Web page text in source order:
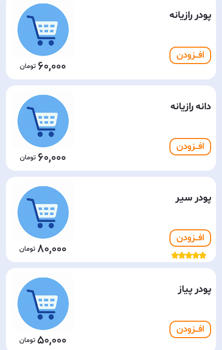
پودر رازیانه
افـــزودن
60,000
دانه رازیانه
افـــزودن
60,000
پودر سیر
افـــزودن
80,000
پودر پیاز
افـــزودن
50,000